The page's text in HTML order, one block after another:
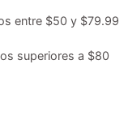
entre $50 y $79.99
superiores a $80